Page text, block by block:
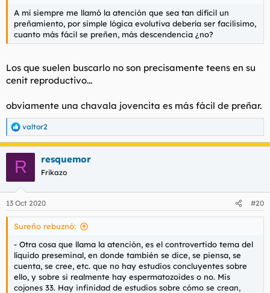
A mí siempre me llamó la atención que sea tan difícil un
preñamiento, por simple lógica evolutiva debería ser facilisimo,
cuanto más fácil se preñen, más descendencia ¿no?
Los que suelen buscarlo no son precisamente teens en su
cenit reproductivo...
obviamente una chavala jovencita es más fácil de preñar.
R
e
a
e
s
valtor2
R resquemor
Frikazo
13 Oct 2020 #20
Sureño rebuznó:
- Otra cosa que llama la atención, es el controvertido tema del
líquido preseminal, en donde también se dice, se piensa, se
cuenta, se cree, etc. que no hay estudios concluyentes sobre
ello, y sobre si realmente hay espermatozoides o no. Mis
cojones 33. Hay infinidad de estudios sobre cómo se crean,